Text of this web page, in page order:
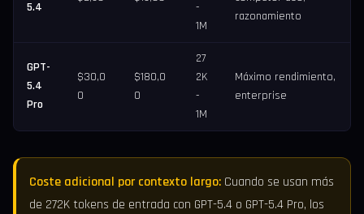
5.4
-
1M
razonamiento
GPT-
5.4
Pro
$30,0
0
$180,0
0
27
2K
-
1M
Máximo rendimiento,
enterprise
Coste adicional por contexto largo: Cuando se usan más
de 272K tokens de entrada con GPT-5.4 o GPT-5.4 Pro, los